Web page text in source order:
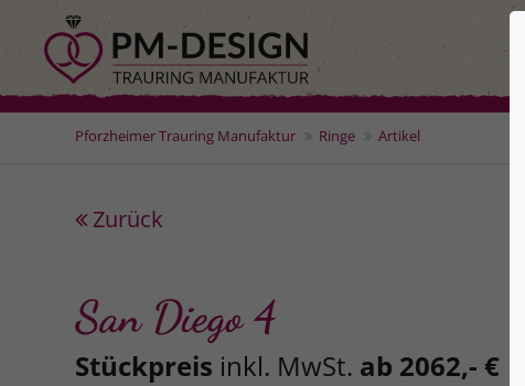
Pforzheimer Trauring Manufaktur Ringe Artikel
Zurück
San Diego 4
Stückpreis inkl. MwSt. ab 2062,- €